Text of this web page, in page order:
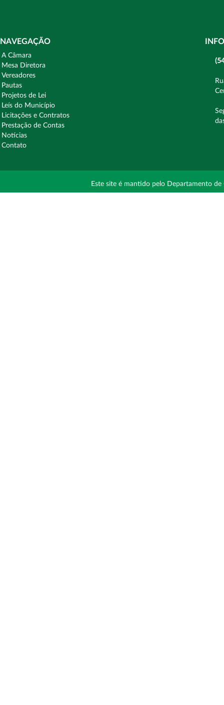
NAVEGAÇÃO
A Câmara
Mesa Diretora
Vereadores
Pautas
Projetos de Lei
Leís do Município
Licitações e Contratos
Prestação de Contas
Notícias
Contato
Este site é mantido pelo Departamento